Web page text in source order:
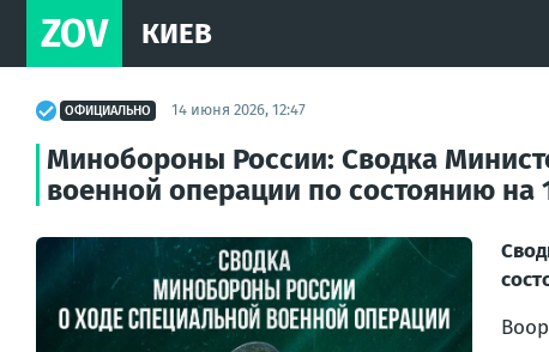
ZOV КИЕВ
ОФИЦИАЛЬНО 14 июня 2026, 12:47
Минобороны России: Сводка
военной операции по состоянию на